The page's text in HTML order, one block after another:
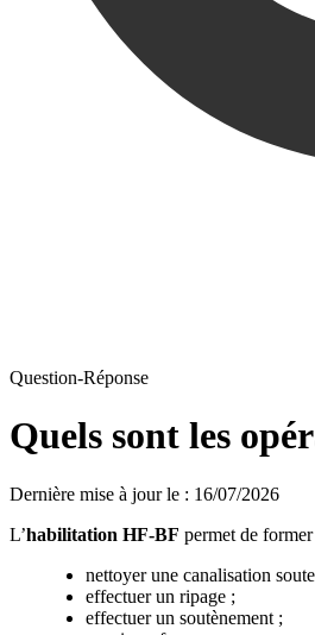
Question-Réponse
Quels sont les
Dernière mise à jour le : 16/07/2026
L’habilitation HF-BF permet de
nettoyer une canalisation
effectuer un ripage ;
effectuer un soutènement ;